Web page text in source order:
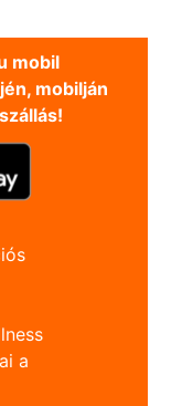
mobil
mobilján
a